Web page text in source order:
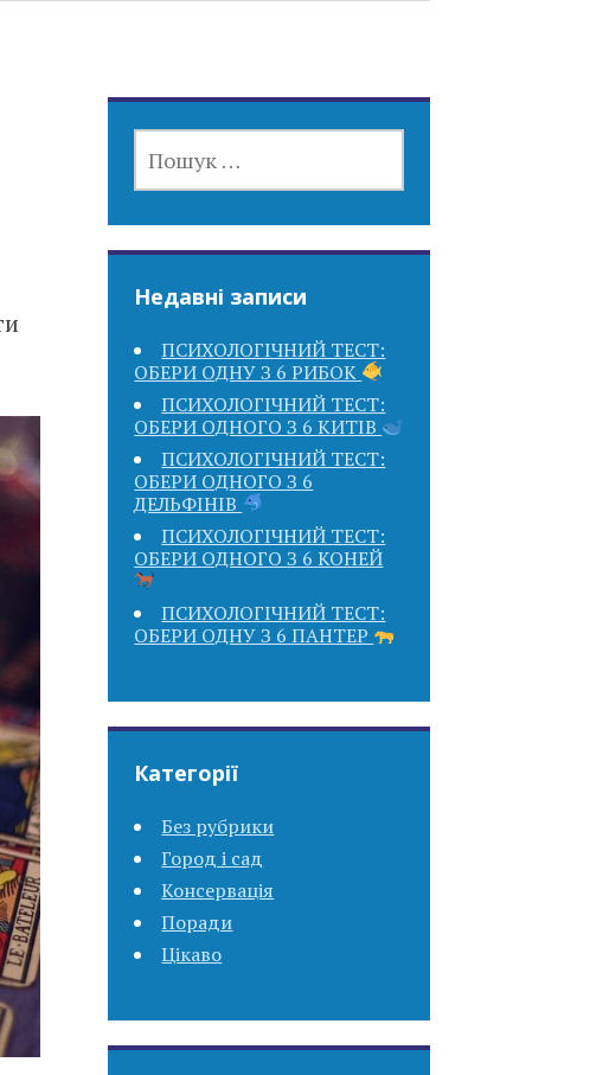
Недавні записи
ПСИХОЛОГІЧНИЙ ТЕСТ:
ОБЕРИ ОДНУ З 6 РИБОК
ПСИХОЛОГІЧНИЙ ТЕСТ:
ОБЕРИ ОДНОГО З 6 КИТІВ
ПСИХОЛОГІЧНИЙ ТЕСТ:
ОБЕРИ ОДНОГО З 6
ДЕЛЬФІНІВ
ПСИХОЛОГІЧНИЙ ТЕСТ:
ОБЕРИ ОДНОГО З 6 КОНЕЙ
ПСИХОЛОГІЧНИЙ ТЕСТ:
ОБЕРИ ОДНУ З 6 ПАНТЕР
Категорії
Без рубрики
Город і сад
Консервація
Поради
Цікаво